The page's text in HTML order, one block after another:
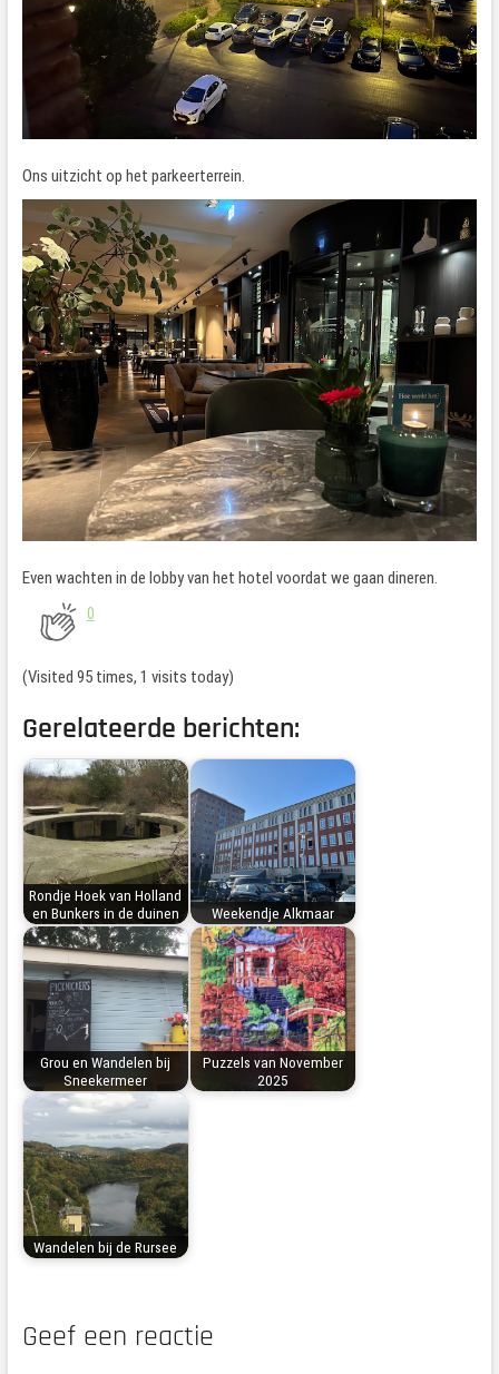
Ons uitzicht op het parkeerterrein.
Even wachten in de lobby van het hotel voordat we gaan dineren.
0
(Visited 95 times, 1 visits today)
Gerelateerde berichten:
Rondje Hoek van Holland
en Bunkers in de duinen
Weekendje Alkmaar
Grou en Wandelen bij
Sneekermeer
Puzzels van November
2025
Wandelen bij de Rursee
Geef een reactie